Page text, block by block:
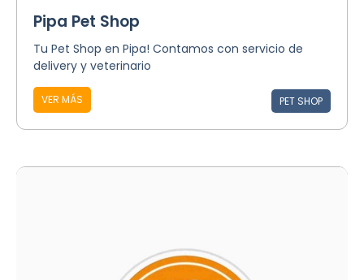
Pipa Pet Shop
Tu Pet Shop en Pipa! Contamos con servicio de
delivery y veterinario
VER MÁS PET SHOP